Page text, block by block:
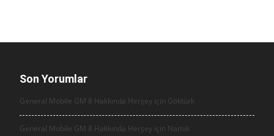
Son Yorumlar
General Mobile GM 8 Hakkında Herşey için Göktürk
General Mobile GM 8 Hakkında Herşey için Namık